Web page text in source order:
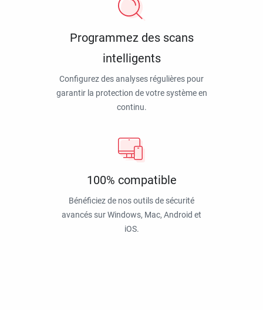
Programmez des scans
intelligents
Configurez des analyses régulières pour
garantir la protection de votre système en
continu.
100% compatible
Bénéficiez de nos outils de sécurité
avancés sur Windows, Mac, Android et
iOS.